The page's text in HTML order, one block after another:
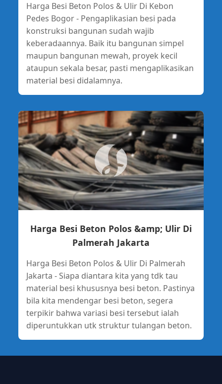
Harga Besi Beton Polos & Ulir Di Kebon
Pedes Bogor - Pengaplikasian besi pada
konstruksi bangunan sudah wajib
keberadaannya. Baik itu bangunan simpel
maupun bangunan mewah, proyek kecil
ataupun sekala besar, pasti mengaplikasikan
material besi didalamnya.
Harga Besi Beton Polos &amp; Ulir Di
Palmerah Jakarta
Harga Besi Beton Polos & Ulir Di Palmerah
Jakarta - Siapa diantara kita yang tdk tau
material besi khususnya besi beton. Pastinya
bila kita mendengar besi beton, segera
terpikir bahwa variasi besi tersebut ialah
diperuntukkan utk struktur tulangan beton.